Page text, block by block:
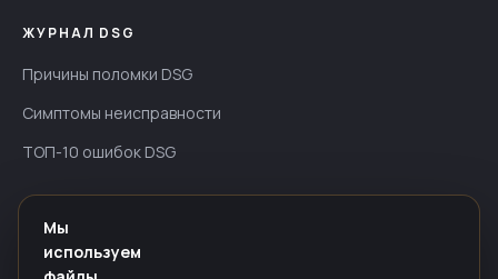
ЖУРНАЛ DSG
Причины поломки DSG
Симптомы неисправности
ТОП-10 ошибок DSG
ИНФОРМАЦИЯ
Гарантия — до 24 мес
Мы
используем